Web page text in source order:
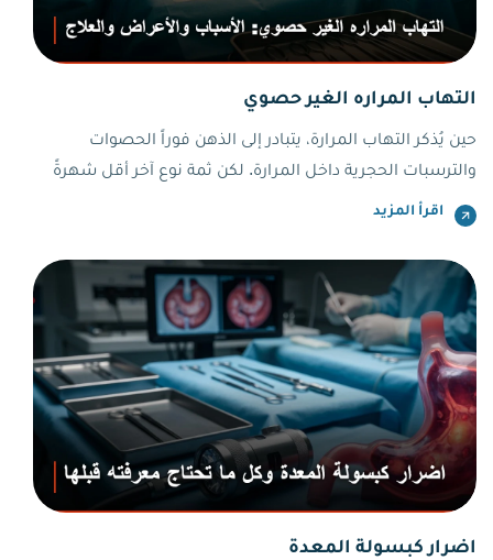
التهاب المراره الغير حصوي
حين يُذكر التهاب المرارة، يتبادر إلى الذهن فوراً الحصوات
والترسبات الحجرية داخل المرارة. لكن ثمة نوع آخر أقل شهرةً
وأشد خطورةً أحياناً، هو التهاب المراره الغير حصوي أي التهاب
كثيرون بهذا التشخيص، ظناً منهم أن المرارة السليمة من
الحصوات لا يمكن أن تلتهب.
اقرأ المزيد
اضرار كبسولة المعدة